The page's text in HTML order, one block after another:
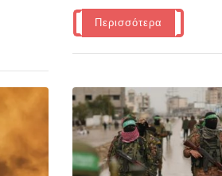
Περισσότερα